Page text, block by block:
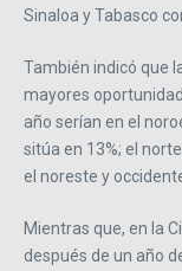
Sinaloa y Tabasco
También indicó que
mayores
año serían en el
sitúa en 13%; el
el noreste y
Mientras que, en la
después de un año